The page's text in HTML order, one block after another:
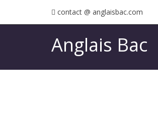
contact @ anglaisbac.com
Anglais Bac